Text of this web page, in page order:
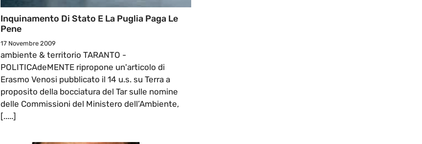
Inquinamento Di Stato E La Puglia Paga Le
Pene
17 Novembre 2009
ambiente & territorio TARANTO -
POLITICAdeMENTE ripropone un'articolo di
Erasmo Venosi pubblicato il 14 u.s. su Terra a
proposito della bocciatura del Tar sulle nomine
delle Commissioni del Ministero dell’Ambiente,
[.....]